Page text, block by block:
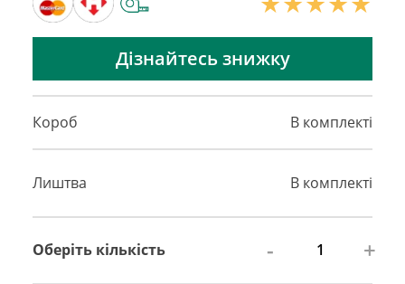
Дізнайтесь знижку
Короб В комплекті
Лиштва В комплекті
Оберіть кількість - +